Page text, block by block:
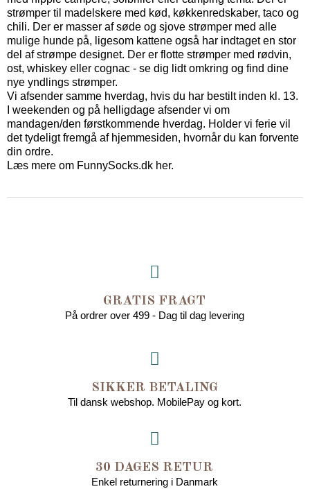
strømper til madelskere med kød, køkkenredskaber, taco og
chili. Der er masser af søde og sjove strømper med alle
mulige hunde på, ligesom kattene også har indtaget en stor
del af strømpe designet. Der er flotte strømper med rødvin,
ost, whiskey eller cognac - se dig lidt omkring og find dine
nye yndlings strømper.
Vi afsender samme hverdag, hvis du har bestilt inden kl. 13.
I weekenden og på helligdage afsender vi om
mandagen/den førstkommende hverdag. Holder vi ferie vil
det tydeligt fremgå af hjemmesiden, hvornår du kan forvente
din ordre.
Læs mere om FunnySocks.dk her.
GRATIS FRAGT
På ordrer over 499 - Dag til dag levering
SIKKER BETALING
Til dansk webshop. MobilePay og kort.
30 DAGES RETUR
Enkel returnering i Danmark